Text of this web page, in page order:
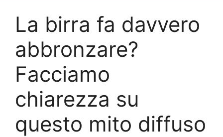
La birra fa davvero
abbronzare?
Facciamo
chiarezza su
questo mito diffuso